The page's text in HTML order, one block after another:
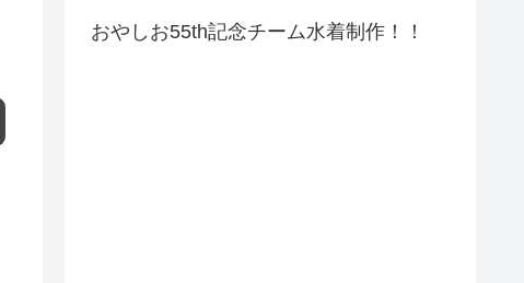
おやしお55th記念チーム水着制作！！